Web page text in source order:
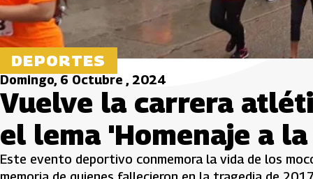
DEPORTES
Domingo, 6 Octubre , 2024
Vuelve la carrera
el lema 'Homenaje a
Este evento deportivo conmemora la vida de los